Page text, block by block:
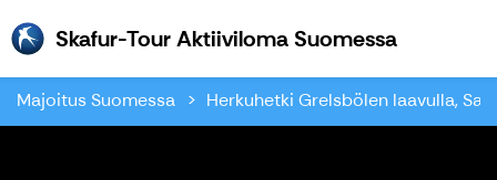
Skafur-Tour Aktiiviloma SuomessaSkafur-
Majoitus Suomessa Herkuhetki Grelsbölen laavulla,